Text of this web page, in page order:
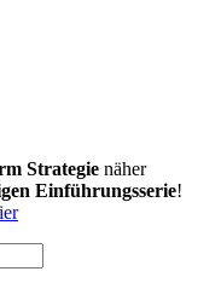
Strategie näher
Einführungsserie!